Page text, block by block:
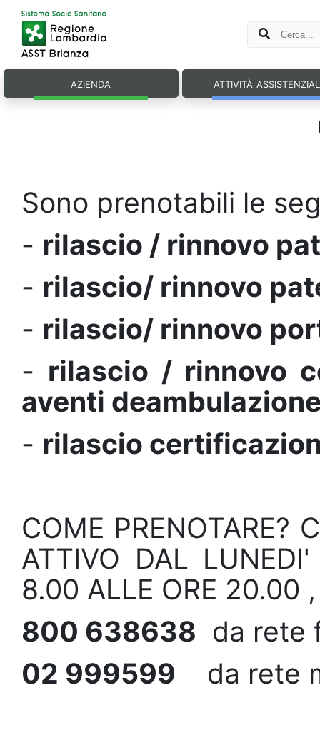
azienda attività
Sono prenotabili le
- rilascio / rinnovo
- rilascio/ rinnovo
- rilascio/ rinnovo
- rilascio / rinnovo
aventi
- rilascio
COME PRENOTARE?
ATTIVO DAL
8.00 ALLE ORE 20.00
800 638638 da rete
02 999599 da rete